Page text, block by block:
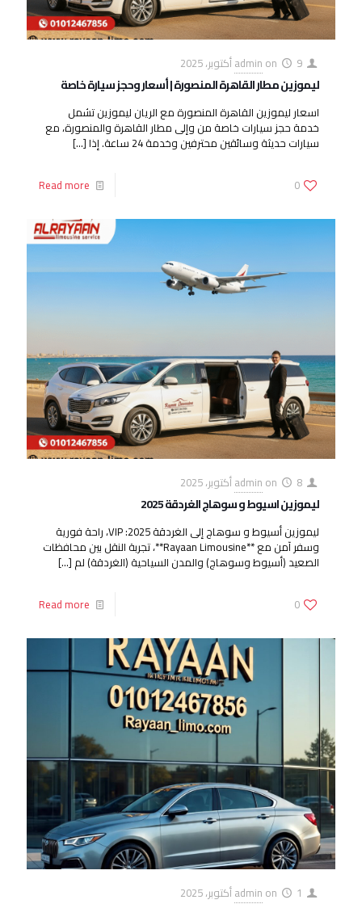
admin on 9 أكتوبر، 2025
ليموزين مطار القاهرة المنصورة | أسعار وحجز سيارة خاصة
اسعار ليموزين القاهرة المنصورة مع الريان ليموزين تشمل
خدمة حجز سيارات خاصة من وإلى مطار القاهرة والمنصورة، مع
سيارات حديثة وسائقين محترفين وخدمة 24 ساعة. إذا […]
0
Read more
admin on 8 أكتوبر، 2025
ليموزين اسيوط و سوهاج الغردقة 2025
ليموزين أسيوط و سوهاج إلى الغردقة 2025: VIP، راحة فورية
وسفر آمن مع **Rayaan Limousine**، تجربة النقل بين محافظات
الصعيد (أسيوط وسوهاج) والمدن السياحية (الغردقة) لم […]
0
Read more
admin on 1 أكتوبر، 2025